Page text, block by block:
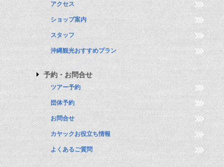
アクセス
ショップ案内
スタッフ
沖縄観光おすすめプラン
予約・お問合せ
ツアー予約
団体予約
お問合せ
カヤックお役立ち情報
よくあるご質問